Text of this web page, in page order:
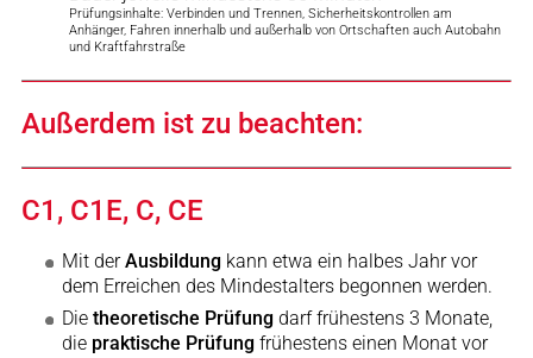
Prüfungsinhalte: Verbinden und Trennen, Sicherheitskontrollen am
Anhänger, Fahren innerhalb und außerhalb von Ortschaften auch Autobahn
und Kraftfahrstraße
Außerdem ist zu beachten:
C1, C1E, C, CE
Mit derAusbildung kann etwa ein halbes Jahr vor
dem Erreichen des Mindestalters begonnen werden.
Dietheoretische Prüfung darf frühestens 3 Monate,
die praktische Prüfung frühestens einen Monat vor